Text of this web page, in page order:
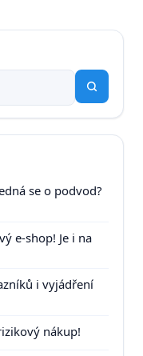
se o podvod?
e-shop! Je i na
i vyjádření
nákup!